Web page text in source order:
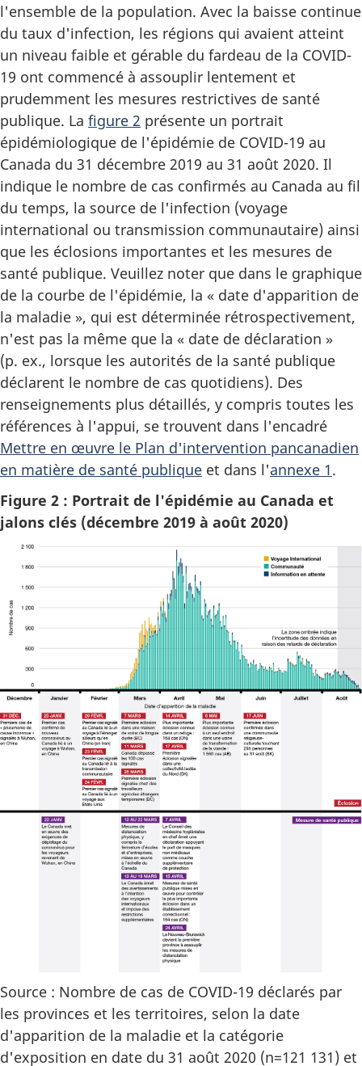
l'ensemble de la population. Avec la baisse continue
du taux d'infection, les régions qui avaient atteint
un niveau faible et gérable du fardeau de la COVID-
19 ont commencé à assouplir lentement et
prudemment les mesures restrictives de santé
publique. La figure 2 présente un portrait
épidémiologique de l'épidémie de COVID-19 au
Canada du 31 décembre 2019 au 31 août 2020. Il
indique le nombre de cas confirmés au Canada au fil
du temps, la source de l'infection (voyage
international ou transmission communautaire) ainsi
que les éclosions importantes et les mesures de
santé publique. Veuillez noter que dans le graphique
de la courbe de l'épidémie, la « date d'apparition de
la maladie », qui est déterminée rétrospectivement,
n'est pas la même que la « date de déclaration »
(p. ex., lorsque les autorités de la santé publique
déclarent le nombre de cas quotidiens). Des
renseignements plus détaillés, y compris toutes les
références à l'appui, se trouvent dans l'encadré
Mettre en œuvre le Plan d'intervention pancanadien
en matière de santé publique et dans l'annexe 1.
Figure 2 : Portrait de l'épidémie au Canada et
jalons clés (décembre 2019 à août 2020)
Source : Nombre de cas de COVID-19 déclarés par
les provinces et les territoires, selon la date
d'apparition de la maladie et la catégorie
d'exposition en date du 31 août 2020 (n=121 131) et